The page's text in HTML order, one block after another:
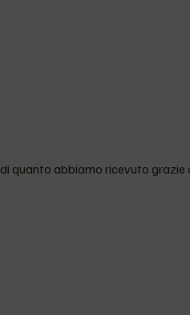
quanto abbiamo ricevuto grazie